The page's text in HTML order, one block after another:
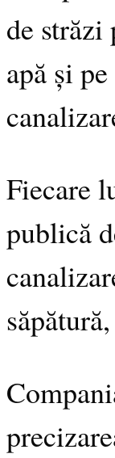
de străzi
apă și
Fiecare
publică